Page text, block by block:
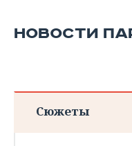
НОВОСТИ
Сюжеты